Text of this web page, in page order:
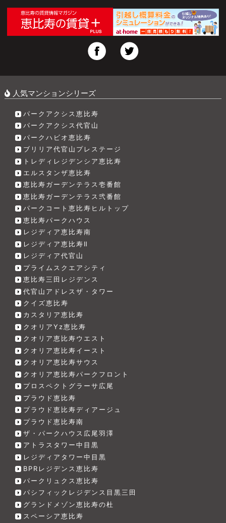
人気マンションシリーズ
パークアクシス恵比寿
パークアクシス代官山
パークハビオ恵比寿
ブリリア代官山プレステージ
トレディレジデンシア恵比寿
エルスタンザ恵比寿
恵比寿ガーデンテラス壱番館
恵比寿ガーデンテラス弐番館
パークコート恵比寿ヒルトップ
恵比寿パークハウス
レジディア恵比寿南
レジディア恵比寿Ⅱ
レジディア代官山
プライムスクエアシティ
恵比寿三田レジデンス
代官山アドレスザ・タワー
クイズ恵比寿
カスタリア恵比寿
クオリアYz恵比寿
クオリア恵比寿ウエスト
クオリア恵比寿イースト
クオリア恵比寿サウス
クオリア恵比寿パークフロント
プロスペクトグラーサ広尾
プラウド恵比寿
プラウド恵比寿ディアージュ
プラウド恵比寿南
ザ・パークハウス広尾羽澤
アトラスタワー中目黒
レジディアタワー中目黒
BPRレジデンス恵比寿
パークリュクス恵比寿
パシフィックレジデンス目黒三田
グランドメゾン恵比寿の杜
スペーシア恵比寿